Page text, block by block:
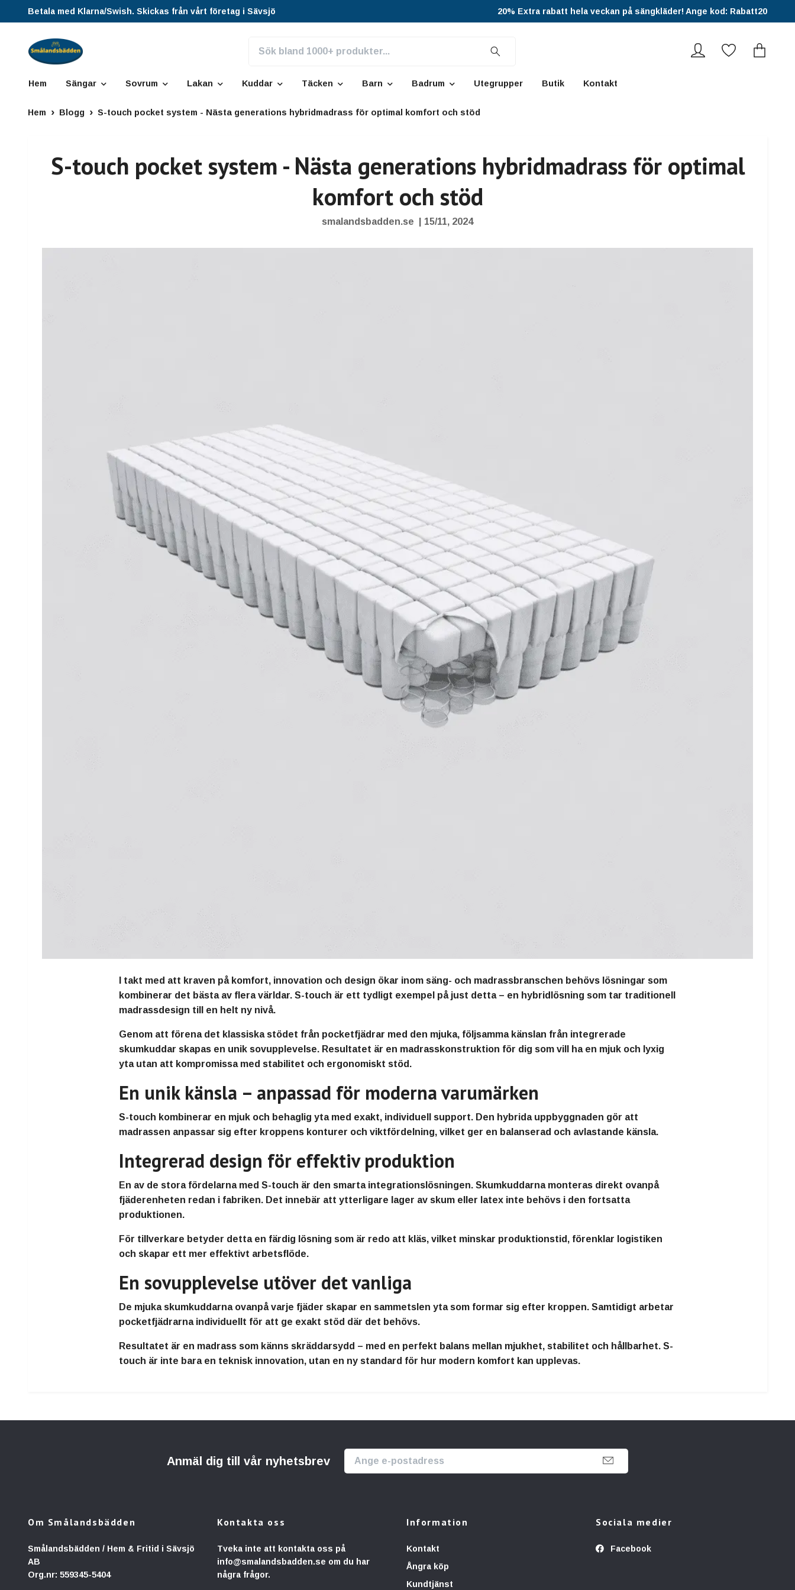
Betala med Klarna/Swish. Skickas från vårt företag i Sävsjö 20% Extra rabatt hela veckan på sängkläder! Ange kod: Rabatt20
Hem Sängar Sovrum Lakan Kuddar Täcken Barn Badrum Utegrupper Butik Kontakt
Hem Blogg S-touch pocket system - Nästa generations hybridmadrass för optimal komfort och stöd
S-touch pocket system - Nästa generations hybridmadrass för optimal
komfort och stöd
smalandsbadden.se 15/11, 2024
I takt med att kraven på komfort, innovation och design ökar inom säng- och madrassbranschen behövs lösningar som
kombinerar det bästa av flera världar. S-touch är ett tydligt exempel på just detta – en hybridlösning som tar traditionell
madrassdesign till en helt ny nivå.
Genom att förena det klassiska stödet från pocketfjädrar med den mjuka, följsamma känslan från integrerade
skumkuddar skapas en unik sovupplevelse. Resultatet är en madrasskonstruktion för dig som vill ha en mjuk och lyxig
yta utan att kompromissa med stabilitet och ergonomiskt stöd.
En unik känsla – anpassad för moderna varumärken
S-touch kombinerar en mjuk och behaglig yta med exakt, individuell support. Den hybrida uppbyggnaden gör att
madrassen anpassar sig efter kroppens konturer och viktfördelning, vilket ger en balanserad och avlastande känsla.
Integrerad design för effektiv produktion
En av de stora fördelarna med S-touch är den smarta integrationslösningen. Skumkuddarna monteras direkt ovanpå
fjäderenheten redan i fabriken. Det innebär att ytterligare lager av skum eller latex inte behövs i den fortsatta
produktionen.
För tillverkare betyder detta en färdig lösning som är redo att kläs, vilket minskar produktionstid, förenklar logistiken
och skapar ett mer effektivt arbetsflöde.
En sovupplevelse utöver det vanliga
De mjuka skumkuddarna ovanpå varje fjäder skapar en sammetslen yta som formar sig efter kroppen. Samtidigt arbetar
pocketfjädrarna individuellt för att ge exakt stöd där det behövs.
Resultatet är en madrass som känns skräddarsydd – med en perfekt balans mellan mjukhet, stabilitet och hållbarhet. S-
touch är inte bara en teknisk innovation, utan en ny standard för hur modern komfort kan upplevas.
Anmäl dig till vår nyhetsbrev
Om Smålandsbädden
Smålandsbädden / Hem & Fritid i Sävsjö
AB
Org.nr: 559345-5404
Kontakta oss
Tveka inte att kontakta oss på
info@smalandsbadden.se om du har
några frågor.
Information
Kontakt
Ångra köp
Kundtjänst
Sociala medier
Facebook